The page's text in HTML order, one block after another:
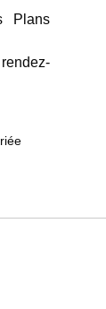
Plans